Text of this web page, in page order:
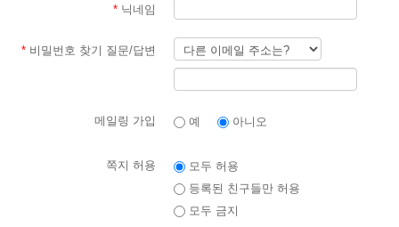
* 닉네임
* 비밀번호 찾기 질문/답변
메일링 가입 예 아니오
쪽지 허용
모두 허용
등록된 친구들만 허용
모두 금지